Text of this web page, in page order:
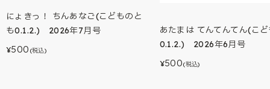
にょきっ！ ちんあなご(こどものと
も0.1.2.) 2026年7月号
¥500 (税込)
あたまは てんてんてん(こ
0.1.2.) 2026年6月号
¥500(税込)